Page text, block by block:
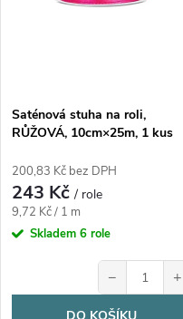
Saténová stuha na roli,
RŮŽOVÁ, 10cm×25m, 1 kus
200,83 Kč bez DPH
243 Kč/ role
Měrná
cena:
9,72 Kč / 1 m
Skladem 6 role
− +